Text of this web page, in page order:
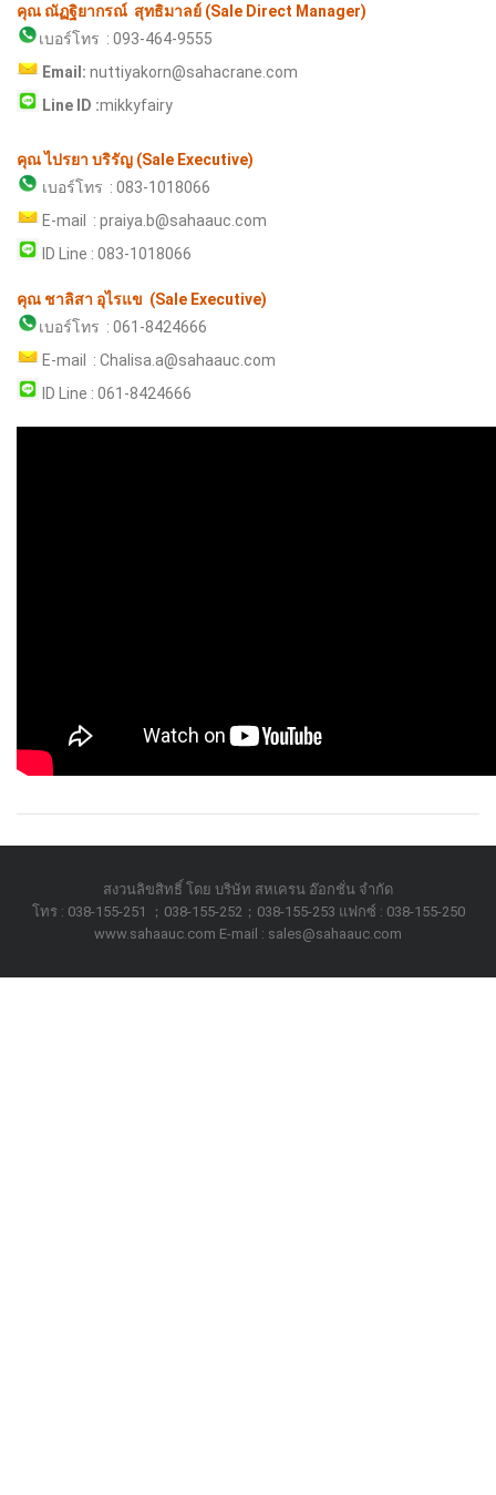
คุณ ณัฏฐิยากรณ์ สุทธิมาลย์ (Sale Direct Manager)
เบอร์โทร : 093-464-9555
Email: nuttiyakorn@sahacrane.com
Line ID :mikkyfairy
คุณ ไปรยา บริรัญ (Sale Executive)
เบอร์โทร : 083-1018066
E-mail : praiya.b@sahaauc.com
ID Line : 083-1018066
คุณ ชาลิสา อุไรแข (Sale Executive)
เบอร์โทร : 061-8424666
E-mail : Chalisa.a@sahaauc.com
ID Line : 061-8424666
สงวนลิขสิทธิ์ โดย บริษัท สหเครน อ๊อกชั่น จำกัด
โทร : 038-155-251 ；038-155-252；038-155-253 แฟกซ์ : 038-155-250
www.sahaauc.com E-mail : sales@sahaauc.com